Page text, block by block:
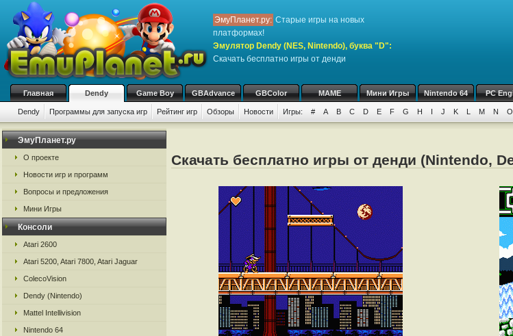
ЭмуПланет.ру: Старые игры на новых
платформах!
Эмулятор Dendy (NES, Nintendo), буква "D":
Скачать бесплатно игры от денди
Главная Dendy Game Boy GBAdvance GBColor MAME Мини Игры Nintendo 64 PC
Dendy Программы для запуска игр Рейтинг игр Обзоры Новости Игры: # A B C D E F G H I J K L M N O
ЭмуПланет.ру
О проекте
Новости игр и программ
Вопросы и предложения
Мини Игры
Консоли
Atari 2600
Atari 5200, Atari 7800, Atari Jaguar
ColecoVision
Dendy (Nintendo)
Mattel Intellivision
Nintendo 64
Скачать бесплатно игры от денди (Nintendo,